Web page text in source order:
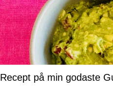
Recept på min godaste